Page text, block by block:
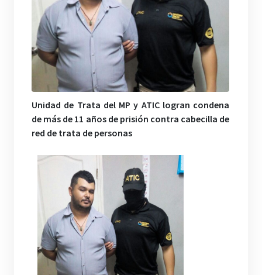
Unidad de Trata del MP y ATIC logran condena
de más de 11 años de prisión contra cabecilla de
red de trata de personas